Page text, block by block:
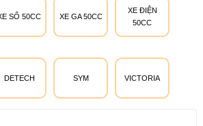
SỐ 50CC XE GA 50CC
XE ĐIỆN
50CC
DETECH SYM VICTORIA